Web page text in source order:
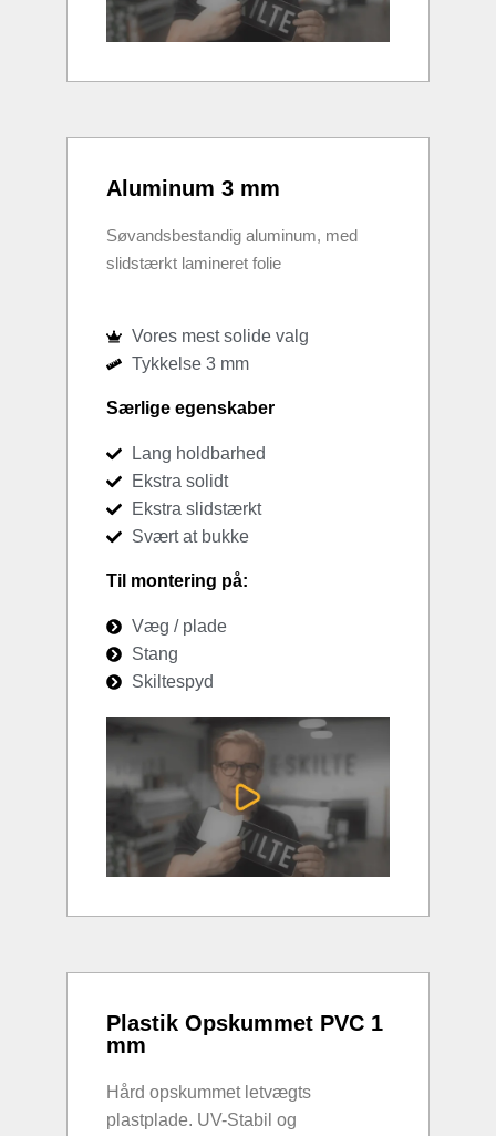
Aluminum 3 mm
Søvandsbestandig aluminum, med
slidstærkt lamineret folie
Vores mest solide valg
Tykkelse 3 mm
Særlige egenskaber
Lang holdbarhed
Ekstra solidt
Ekstra slidstærkt
Svært at bukke
Til montering på:
Væg / plade
Stang
Skiltespyd
Plastik Opskummet PVC 1
mm
Hård opskummet letvægts
plastplade. UV-Stabil og